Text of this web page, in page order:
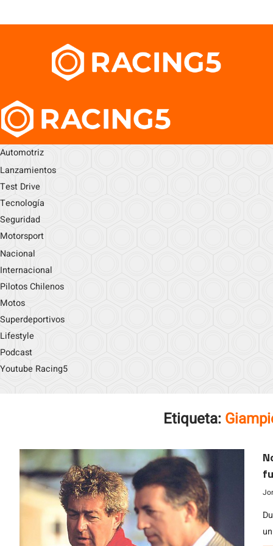
Automotriz
Lanzamientos
Test Drive
Tecnología
Seguridad
Motorsport
Nacional
Internacional
Pilotos Chilenos
Motos
Superdeportivos
Lifestyle
Podcast
Youtube Racing5
Etiqueta:
a